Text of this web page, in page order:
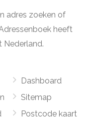
adres zoeken of
heeft
Nederland.
Dashboard
Sitemap
Postcode kaart